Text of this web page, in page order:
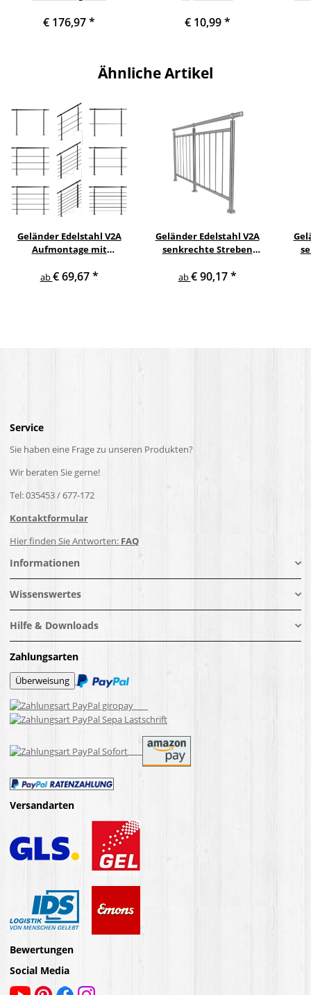
Querstreben, Variante:
€ 176,97* € 10,99*
Ähnliche Artikel
Geländer Edelstahl V2A
Aufmontage mit
Querstreben
ab€ 69,67*
Geländer Edelstahl V2A
senkrechte Streben
ab€ 90,17*
Service
Sie haben eine Frage zu unseren Produkten?
Wir beraten Sie gerne!
Tel: 035453 / 677-172
Kontaktformular
Hier finden Sie Antworten: FAQ
Informationen
Wissenswertes
Hilfe & Downloads
Zahlungsarten
Versandarten
Bewertungen
Social Media